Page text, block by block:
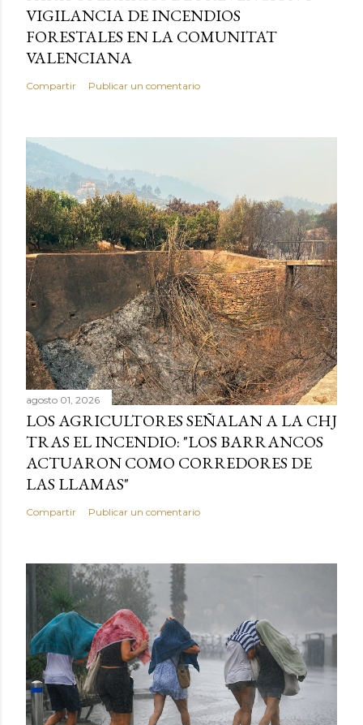
VIGILANCIA DE INCENDIOS
FORESTALES EN LA COMUNITAT
VALENCIANA
Compartir Publicar un comentario
agosto 01, 2026
LOS AGRICULTORES SEÑALAN A LA CHJ
TRAS EL INCENDIO: "LOS BARRANCOS
ACTUARON COMO CORREDORES DE
LAS LLAMAS"
Compartir Publicar un comentario